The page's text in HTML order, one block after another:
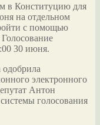
в Конституцию для
на отдельном
с помощью
30 июня.
электронного
Антон
голосования